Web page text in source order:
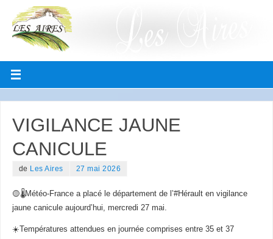
VIGILANCE JAUNE
CANICULE
de Les Aires 27 mai 2026
🟡🌡️Météo-France a placé le département de l’#Hérault en vigilance
jaune canicule aujourd’hui, mercredi 27 mai.
☀️Températures attendues en journée comprises entre 35 et 37